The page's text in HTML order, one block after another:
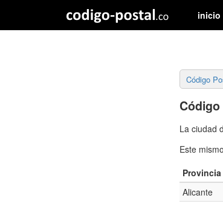
inicio
Código
La ciudad
Este
Provincia
Alicante